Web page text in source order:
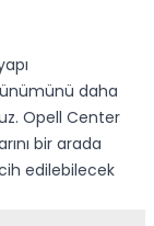
daha
Opell Center
bir arada
edilebilecek